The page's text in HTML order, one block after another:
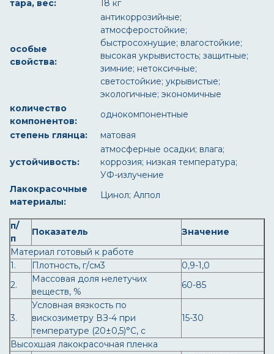
тара, вес:
18 кг
особые
свойства:
антикоррозийные;
атмосферостойкие;
быстросохнущие; влагостойкие;
высокая укрывистость; защитные;
зимние; нетоксичные;
светостойкие; укрывистые;
экологичные; экономичные
количество
компонентов:
однокомпонентные
степень глянца:
матовая
устойчивость:
атмосферные осадки; влага;
коррозия; низкая температура;
УФ-излучение
Лакокрасочные
материалы:
Цинол; Алпол
п/
п
Показатель
Значение
Материал готовый к работе
1.
Плотность, г/см3
0,9-1,0
2.
Массовая доля нелетучих
веществ, %
60-85
3.
Условная вязкость по
вискозиметру ВЗ-4 при
температуре (20±0,5)°С, с
15-30
Высохшая лакокрасочная пленка